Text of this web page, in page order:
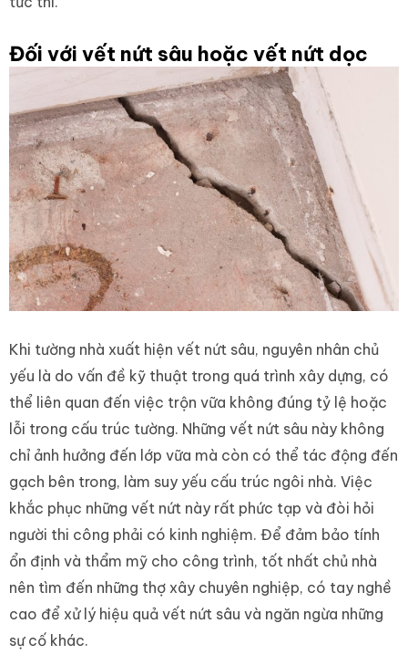
Đối với vết nứt sâu hoặc vết nứt dọc
Khi tường nhà xuất hiện vết nứt sâu, nguyên nhân chủ
yếu là do vấn đề kỹ thuật trong quá trình xây dựng, có
thể liên quan đến việc trộn vữa không đúng tỷ lệ hoặc
lỗi trong cấu trúc tường. Những vết nứt sâu này không
chỉ ảnh hưởng đến lớp vữa mà còn có thể tác động đến
gạch bên trong, làm suy yếu cấu trúc ngôi nhà. Việc
khắc phục những vết nứt này rất phức tạp và đòi hỏi
người thi công phải có kinh nghiệm. Để đảm bảo tính
ổn định và thẩm mỹ cho công trình, tốt nhất chủ nhà
nên tìm đến những thợ xây chuyên nghiệp, có tay nghề
cao để xử lý hiệu quả vết nứt sâu và ngăn ngừa những
sự cố khác.